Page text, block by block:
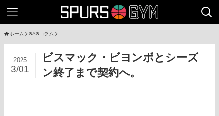
ホーム SASコラム
ビスマック・ビヨンボとシーズ
ン終了まで契約へ。
2025
3/01